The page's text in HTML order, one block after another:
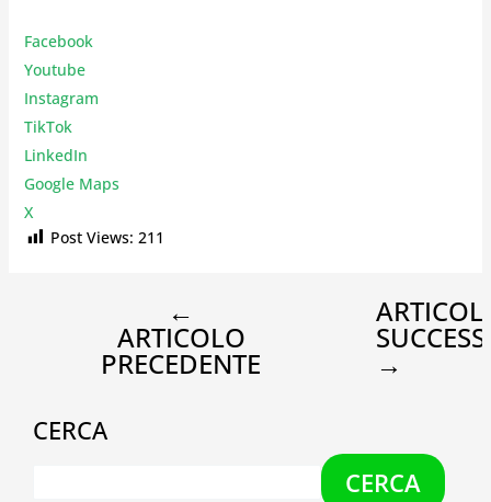
Facebook
Youtube
Instagram
TikTok
LinkedIn
Google Maps
X
Post Views: 211
←
ARTICOLO
PRECEDENTE →
CERCA
CERCA